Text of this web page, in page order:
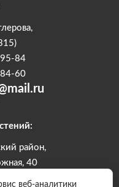
84
60
район,
40
90
веб-аналитики